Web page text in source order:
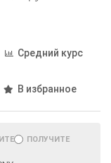
Банк RUB
Средний курс
В избранное
ПОЛУЧИТЕ